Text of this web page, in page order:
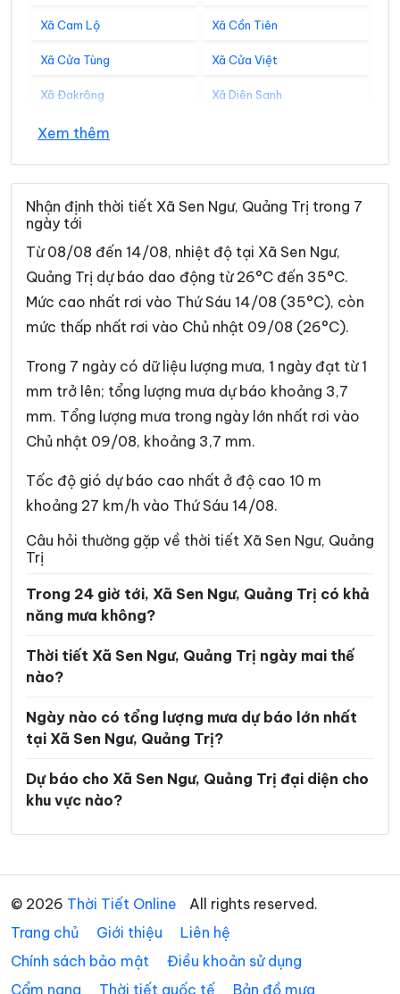
Xã Cam Lộ Xã Cồn Tiên
Xã Cửa Tùng Xã Cửa Việt
Xã Đakrông Xã Diên Sanh
Xã Đồng Lê
Xã Gio Linh Xã Hiếu Giang
Xã Hòa Trạch Xã Hoàn Lão
Xã Hướng Hiệp
Xã Hướng Phùng Xã Khe Sanh
Xã Kim Điền Xã Kim Ngân
Xã Kim Phú Xã La Lay
Xã Lao Bảo Xã Lệ Ninh
Xã Lệ Thủy Xã Lìa
Xã Mỹ Thủy Xã Nam Ba Đồn
Xã Nam Cửa Việt Xã Nam Gianh
Xã Nam Hải Lăng Xã Nam Trạch
Xã Ninh Châu Xã Phong Nha
Xã Tà Rụt
Xã Tân Lập Xã Thượng Trạch
Xã Triệu Bình
Xã Triệu Phong Xã Trung Thuần
Xã Trường Ninh Xã Trường Phú
Xã Tuyên Bình Xã Tuyên Hóa
Xã Vĩnh Hoàng Xã Vĩnh Linh
Xã Vĩnh Thủy
Xem thêm
Nhận định thời tiết Xã Sen Ngư, Quảng Trị trong 7
ngày tới
Từ 08/08 đến 14/08, nhiệt độ tại Xã Sen Ngư,
Quảng Trị dự báo dao động từ 26°C đến 35°C.
Mức cao nhất rơi vào Thứ Sáu 14/08 (35°C), còn
mức thấp nhất rơi vào Chủ nhật 09/08 (26°C).
Trong 7 ngày có dữ liệu lượng mưa, 1 ngày đạt từ 1
mm trở lên; tổng lượng mưa dự báo khoảng 3,7
mm. Tổng lượng mưa trong ngày lớn nhất rơi vào
Chủ nhật 09/08, khoảng 3,7 mm.
Tốc độ gió dự báo cao nhất ở độ cao 10 m
khoảng 27 km/h vào Thứ Sáu 14/08.
Câu hỏi thường gặp về thời tiết Xã Sen Ngư, Quảng
Trị
Trong 24 giờ tới, Xã Sen Ngư, Quảng Trị có khả
năng mưa không?
Thời tiết Xã Sen Ngư, Quảng Trị ngày mai thế
nào?
Ngày nào có tổng lượng mưa dự báo lớn nhất
tại Xã Sen Ngư, Quảng Trị?
Dự báo cho Xã Sen Ngư, Quảng Trị đại diện cho
khu vực nào?
© 2026 Thời Tiết Online
All rights reserved.
Trang chủ
Giới thiệu
Liên hệ
Chính sách bảo mật
Điều khoản sử dụng
Cẩm nang
Thời tiết quốc tế Bản đồ mưa